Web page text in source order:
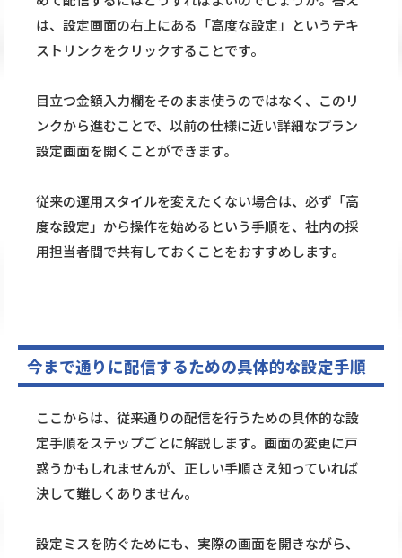
は、設定画面の右上にある「高度な設定」というテキ
ストリンクをクリックすることです。
目立つ金額入力欄をそのまま使うのではなく、このリ
ンクから進むことで、以前の仕様に近い詳細なプラン
設定画面を開くことができます。
従来の運用スタイルを変えたくない場合は、必ず「高
度な設定」から操作を始めるという手順を、社内の採
用担当者間で共有しておくことをおすすめします。
今まで通りに配信するための具体的な設定手順
ここからは、従来通りの配信を行うための具体的な設
定手順をステップごとに解説します。画面の変更に戸
惑うかもしれませんが、正しい手順さえ知っていれば
決して難しくありません。
設定ミスを防ぐためにも、実際の画面を開きながら、